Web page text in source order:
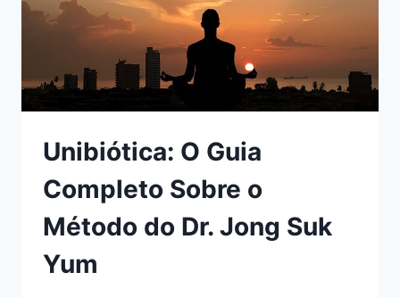
Unibiótica: O Guia
Completo Sobre o
Método do Dr. Jong Suk
Yum